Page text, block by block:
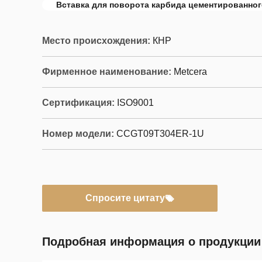
Вставка для поворота карбида
Место происхождения: КНР
Фирменное наименование: Metcera
Сертификация: ISO9001
Номер модели: CCGT09T304ER-1U
Спросите цитату
Подробная информация о продукции